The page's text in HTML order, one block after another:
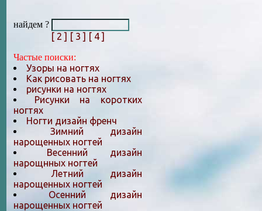
найдем ?
[ 2 ] [ 3 ] [ 4 ]
Частые поиски:
Узоры на ногтях
Как рисовать на ногтях
рисунки на ногтях
Рисунки на коротких
ногтях
Ногти дизайн френч
Зимний дизайн
нарощенных ногтей
Весенний дизайн
нарощнных ногтей
Летний дизайн
нарощенных ногтей
Осенний дизайн
нарощенных ногтей